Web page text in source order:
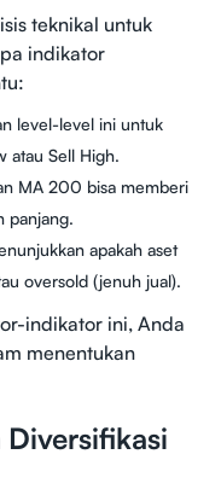
teknikal untuk
indikator
level-level ini untuk
atau Sell High.
MA 200 bisa memberi
panjang.
apakah aset
oversold (jenuh jual).
indikator ini, Anda
menentukan